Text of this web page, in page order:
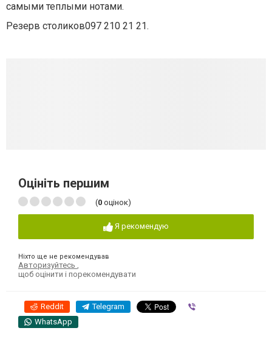
самыми теплыми нотами.
Резерв столиков097 210 21 21.
Оцініть першим
(0 оцінок)
Я рекомендую
Ніхто ще не рекомендував
Авторизуйтесь
щоб оцінити і порекомендувати
Reddit Telegram
WhatsApp